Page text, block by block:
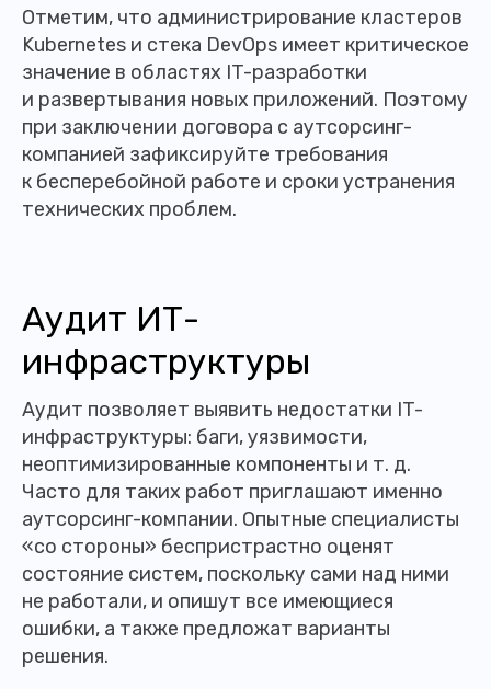
Отметим, что администрирование кластеров
Kubernetes и стека DevOps имеет критическое
значение в областях IT-разработки
и развертывания новых приложений. Поэтому
при заключении договора с аутсорсинг-
компанией зафиксируйте требования
к бесперебойной работе и сроки устранения
технических проблем.
Аудит ИТ-
инфраструктуры
Аудит позволяет выявить недостатки IT-
инфраструктуры: баги, уязвимости,
неоптимизированные компоненты и т. д.
Часто для таких работ приглашают именно
аутсорсинг-компании. Опытные специалисты
«со стороны» беспристрастно оценят
состояние систем, поскольку сами над ними
не работали, и опишут все имеющиеся
ошибки, а также предложат варианты
решения.